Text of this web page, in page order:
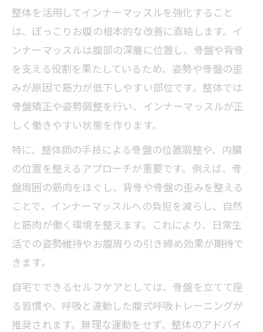
整体を活用してインナーマッスルを強化すること
は、ぽっこりお腹の根本的な改善に直結します。イ
ンナーマッスルは腹部の深層に位置し、骨盤や背骨
を支える役割を果たしているため、姿勢や骨盤の歪
みが原因で筋力が低下しやすい部位です。整体では
骨盤矯正や姿勢調整を行い、インナーマッスルが正
しく働きやすい状態を作ります。
特に、整体師の手技による骨盤の位置調整や、内臓
の位置を整えるアプローチが重要です。例えば、骨
盤周囲の筋肉をほぐし、背骨や骨盤の歪みを整える
ことで、インナーマッスルへの負担を減らし、自然
と筋肉が働く環境を整えます。これにより、日常生
活での姿勢維持やお腹周りの引き締め効果が期待で
きます。
自宅でできるセルフケアとしては、骨盤を立てて座
る習慣や、呼吸と連動した腹式呼吸トレーニングが
推奨されます。無理な運動をせず、整体のアドバイ